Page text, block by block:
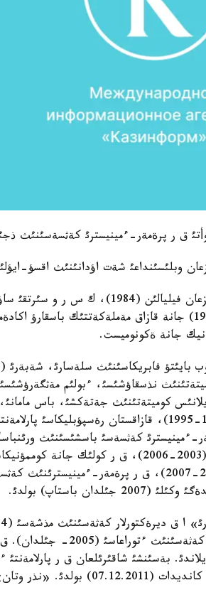
ق ر پرةمةر-ءمينيسترئ كةثسةسئنئث
قاراعاندئ پوليتةحنيكالئق ينستيتؤتئنئث جةزقازعان فيليالئن
جانة ةكونوميست.
كوميتةتئنئث جةتةكشئ، باس مامانئ،
ءتوراعانئث ورئنباسارئ، ءتوراعاسئ بولدئ (1990-1995)، قازاقستان
ر كولئك جانة كوممؤنيكاسيا أيسة-ءمينيسترئ (2003-2006)، ق ر
ازاماتتئق اأياسيا كوميتةتئنئث ءتوراعاسئ (2006-2007)، ق ر
باستاپ) بولدئ.
«استانا حالئقارالئق اؤةجايئ» ا ق ديرةكتورلار
(1995-1999) بولئپ سايلاندئ. بةسئنشئ شاقئرئلعان ق ر
«نذر وتان» ح د پ پارتيالئق ءتئزئمئ بويئنشا كانديدات